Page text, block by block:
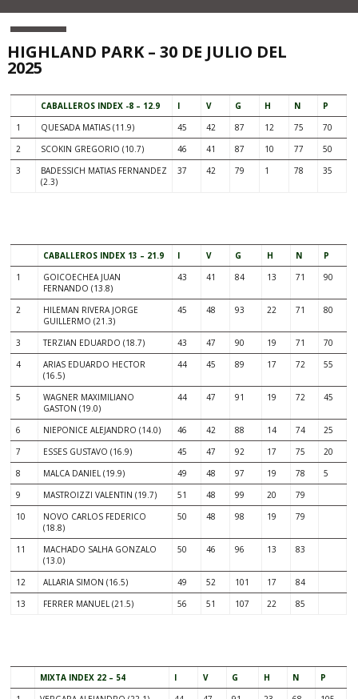
HIGHLAND PARK – 30 DE JULIO DEL
2025
CABALLEROS INDEX -8 – 12.9 I V G H N
P
1
QUESADA MATIAS (11.9) 45 42 87 12 75
70
2
SCOKIN GREGORIO (10.7) 46 41 87 10 77
50
3
BADESSICH MATIAS FERNANDEZ
(2.3)
37 42 79 1 78 35
CABALLEROS INDEX 13 – 21.9 I V G H N
P
1
GOICOECHEA JUAN
FERNANDO (13.8)
43 41 84 13 71 90
2
HILEMAN RIVERA JORGE
GUILLERMO (21.3)
45 48 93 22 71 80
3 TERZIAN EDUARDO (18.7) 43 47 90 19 71
70
4
ARIAS EDUARDO HECTOR
(16.5)
44 45 89 17 72 55
5
WAGNER MAXIMILIANO
GASTON (19.0)
44 47 91 19 72 45
6 NIEPONICE ALEJANDRO (14.0) 46 42 88 14 74
25
7
ESSES GUSTAVO (16.9) 45 47 92 17 75
20
8
MALCA DANIEL (19.9) 49 48 97 19 78
5
9
MASTROIZZI VALENTIN (19.7) 51 48 99 20
79
10
NOVO CARLOS FEDERICO
(18.8)
50 48 98 19 79
11
MACHADO SALHA GONZALO
(13.0)
50 46 96 13 83
12 ALLARIA SIMON (16.5) 49 52 101 17
84
13
FERRER MANUEL (21.5) 56 51 107 22 85
MIXTA INDEX 22 – 54 I V G H N
P